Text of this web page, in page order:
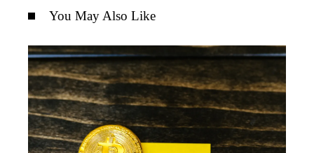
You May Also Like